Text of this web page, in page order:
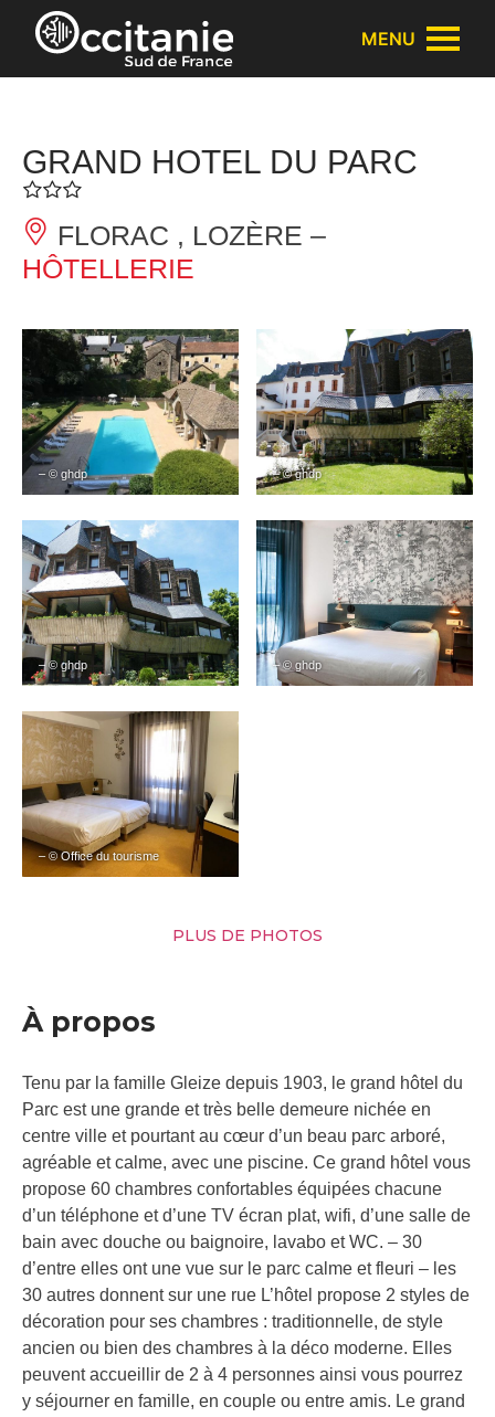
Panneau de gestion des cookies
MENU
GRAND HOTEL DU PARC
FLORAC , LOZÈRE –
HÔTELLERIE
– © ghdp – © ghdp
– © ghdp – © ghdp
– © Office du tourisme
PLUS DE PHOTOS
À propos
Tenu par la famille Gleize depuis 1903, le grand hôtel du
Parc est une grande et très belle demeure nichée en
centre ville et pourtant au cœur d’un beau parc arboré,
agréable et calme, avec une piscine. Ce grand hôtel vous
propose 60 chambres confortables équipées chacune
d’un téléphone et d’une TV écran plat, wifi, d’une salle de
bain avec douche ou baignoire, lavabo et WC. – 30
d’entre elles ont une vue sur le parc calme et fleuri – les
30 autres donnent sur une rue L’hôtel propose 2 styles de
décoration pour ses chambres : traditionnelle, de style
ancien ou bien des chambres à la déco moderne. Elles
peuvent accueillir de 2 à 4 personnes ainsi vous pourrez
y séjourner en famille, en couple ou entre amis. Le grand